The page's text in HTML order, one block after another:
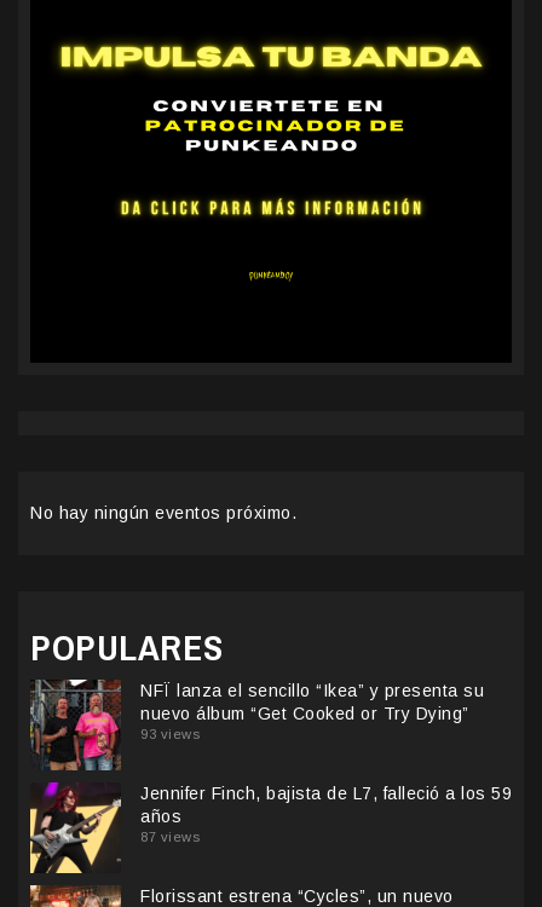
No hay ningún eventos próximo.
POPULARES
NFÏ lanza el sencillo “Ikea” y presenta su
nuevo álbum “Get Cooked or Try Dying”
93 views
Jennifer Finch, bajista de L7, falleció a los 59
años
87 views
Florissant estrena “Cycles”, un nuevo